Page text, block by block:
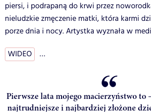
piersi, i podrapaną do krwi przez
nieludzkie zmęczenie matki, która karmi
porze dnia i nocy. Artystka wyznała w
WIDEO …
Pierwsze lata mojego macierzyństwo to
najtrudniejsze i najbardziej złożone